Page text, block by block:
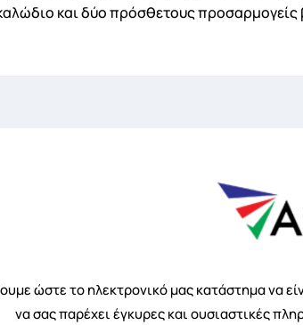
και δύο πρόσθετους
ώστε το ηλεκτρονικό μας κατάστημα να
να σας παρέχει έγκυρες και ουσιαστικές